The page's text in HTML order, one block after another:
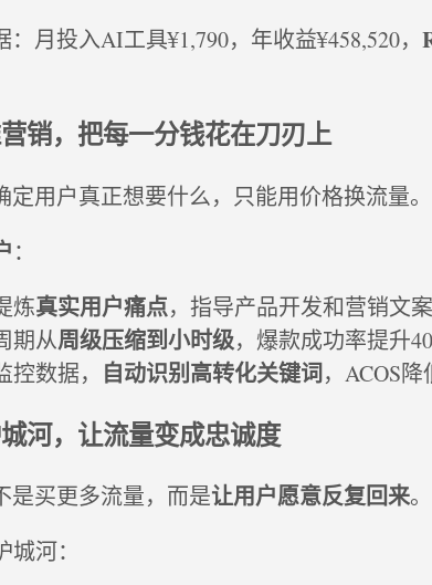
月投入AI工具¥1,790，年收益¥458,520，
销，把每一分钱花在刀刃上
用户真正想要什么，只能用价格换流量。
：
炼真实用户痛点，指导产品开发和营销文案
期从周级压缩到小时级，爆款成功率提升
数据， 自动识别高转化关键词，ACOS降
河，让流量变成忠诚度
是买更多流量，而是让用户愿意反复回来。
河：